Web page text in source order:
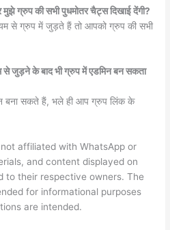
ग्रुप की सभी पुधमोतर चैट्स दिखाई देंगी?
से ग्रुप में जुड़ते हैं तो आपको ग्रुप की सभी
से जुड़ने के बाद भी ग्रुप में एडमिन बन सकता
बना सकते हैं, भले ही आप ग्रुप लिंक के
affiliated with WhatsApp or
and content displayed on
to their respective owners. The
for informational purposes
are intended.